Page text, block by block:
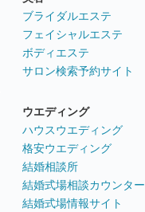
ブライダルエステ
フェイシャルエステ
ボディエステ
サロン検索予約サイト
ウエディング
ハウスウエディング
格安ウエディング
結婚相談所
結婚式場相談カウンター
結婚式場情報サイト